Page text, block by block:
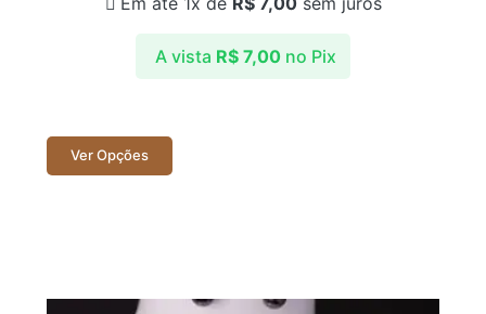
A vista R$7,00 no Pix
Ver Opções